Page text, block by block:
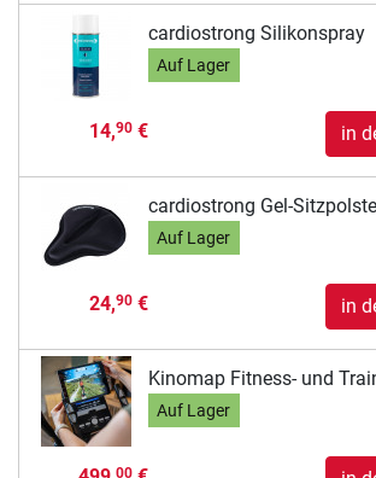
cardiostrong Silikonspray
Auf Lager
14,90€ in
cardiostrong Gel-
Auf Lager
24,90€ in
Kinomap Fitness- und
Auf Lager
00